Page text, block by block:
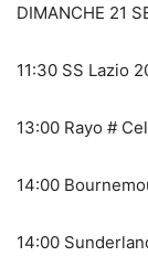
DIMANCHE 21
11:30 SS Lazio
13:00 Rayo #
14:00
14:00